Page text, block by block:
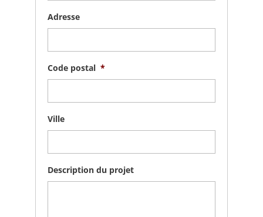
Adresse
Code postal *
Ville
Description du projet